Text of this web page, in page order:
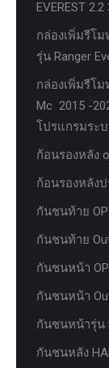
EVEREST 2.2
กล่องเพิ่มรีโ
รุ่น Ranger
กล่องเพิ่มรีโ
Mc 2015 -
โปรแกรมระ
ก้อนรองหลัง
ก้อนรองหลังป
กันชนท้าย
กันชนท้าย
กันชนหน้า
กันชนหน้า
กันชนหน้ารุ่น
กันชนหลัง